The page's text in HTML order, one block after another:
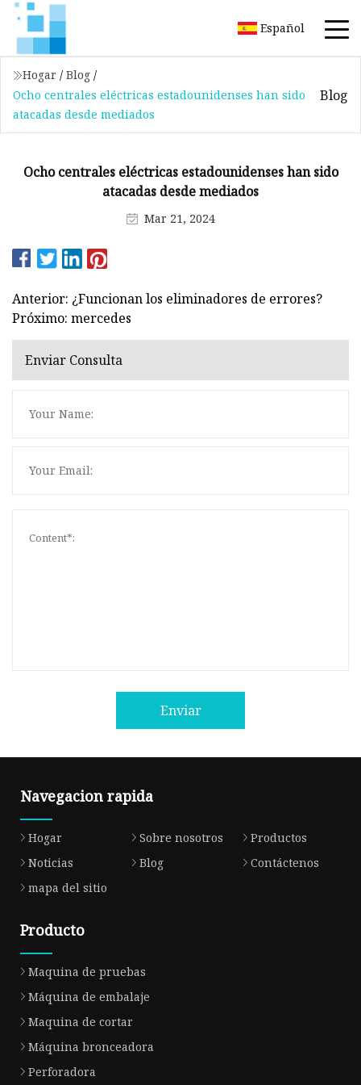
Español
Hogar / Blog /
Ocho centrales eléctricas estadounidenses han sido
atacadas desde mediados
Blog
Ocho centrales eléctricas estadounidenses han sido
atacadas desde mediados
Mar 21, 2024
Anterior: ¿Funcionan los eliminadores de errores?
Próximo: mercedes
Enviar Consulta
Enviar
Navegacion rapida
Hogar Sobre nosotros
Productos
Noticias
Blog
Contáctenos
mapa del sitio
Producto
Maquina de pruebas
Máquina de embalaje
Maquina de cortar
Máquina bronceadora
Perforadora